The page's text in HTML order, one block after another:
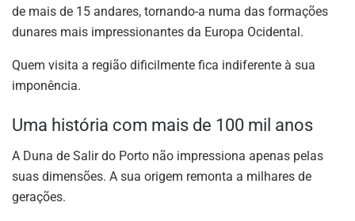
de mais de 15 andares, tornando-a numa das formações
dunares mais impressionantes da Europa Ocidental.
Quem visita a região dificilmente fica indiferente à sua
imponência.
Uma história com mais de 100 mil anos
A Duna de Salir do Porto não impressiona apenas pelas
suas dimensões. A sua origem remonta a milhares de
gerações.